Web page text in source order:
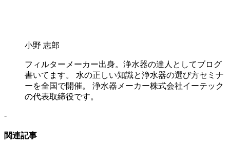
小野 志郎
フィルターメーカー出身。浄水器の達人としてブログ
書いてます。 水の正しい知識と浄水器の選び方セミナ
ーを全国で開催。 浄水器メーカー株式会社イーテック
の代表取締役です。
-
関連記事